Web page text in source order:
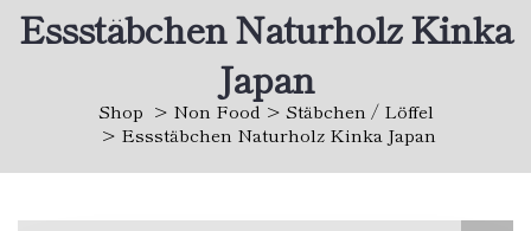
Essstäbchen Naturholz Kinka
Japan
Shop Non Food
Stäbchen / Löffel
Essstäbchen Naturholz Kinka Japan